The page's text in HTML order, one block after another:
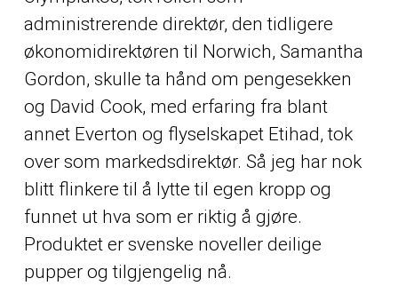
administrerende direktør, den tidligere
økonomidirektøren til Norwich, Samantha
Gordon, skulle ta hånd om pengesekken
og David Cook, med erfaring fra blant
annet Everton og flyselskapet Etihad, tok
over som markedsdirektør. Så jeg har nok
blitt flinkere til å lytte til egen kropp og
funnet ut hva som er riktig å gjøre.
Produktet er svenske noveller deilige
pupper og tilgjengelig nå.